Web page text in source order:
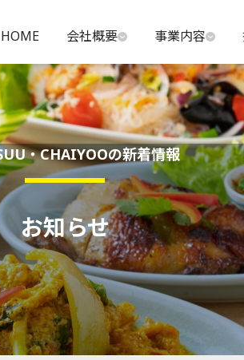
HOME 会社概要 事業内容
・CHAIYOOの新着情報
お知らせ